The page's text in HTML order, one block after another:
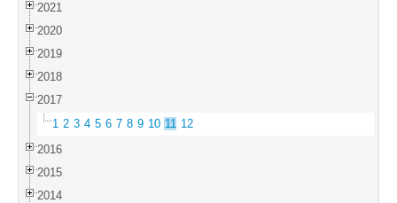
2021
2020
2019
2018
2017
1 2 3 4 5 6 7 8 9 10 11 12
2016
2015
2014